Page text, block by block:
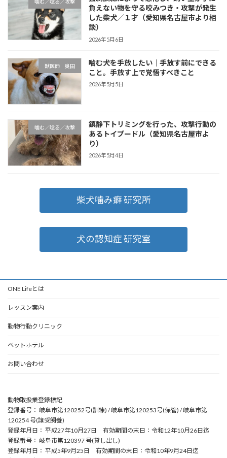
噛む／唸る／攻撃
負えない物を守る咬みつき・攻撃が発生
した柴犬／１才（愛知県名古屋市より相
談）
2026年5月6日
獣医師 奥田
噛む犬を手放したい｜手放す前にできる
こと。手放す上で覚悟すべきこと
2026年5月5日
噛む／唸る／攻撃
鎮静下トリミングを行った、攻撃行動の
あるトイプードル（愛知県名古屋市よ
り）
2026年5月4日
柴犬噛み癖 研究所
犬の認知症 研究室
ONE Lifeとは
レッスン案内
動物行動クリニック
ペットホテル
お問い合わせ
動物取扱業登録標記
登録番号： 岐阜市第120252号(訓練) / 岐阜市第120253号(保管) / 岐阜市第
120254 号(譲受飼養)
登録年月日： 平成27年10月27日 有効期間の末日：令和12年10月26日迄
登録番号： 岐阜市第120397 号(貸し出し)
登録年月日： 平成5年9月25日 有効期間の末日：令和10年9月24日迄